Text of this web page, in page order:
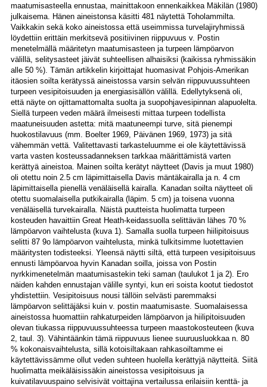
maatumisasteella ennustaa, mainittakoon ennenkaikkea Mäkilän (1980)
julkaisema. Hänen aineistonsa käsitti 481 näytettä Toholammilta.
Vaikkakin sekä koko aineistossa että useimmissa turvelajiryhmissä
löydettiin erittäin merkitsevä positiivinen riippuvuus v. Postin
menetelmällä määritetyn maatumisasteen ja turpeen lämpöarvon
välillä, selitysasteet jäivät suhteellisen alhaisiksi (kaikissa ryhmissäkin
alle 50 %). Tämän artikkelin kirjoittajat huomasivat Pohjois-Amerikan
itäosien soilta kerätyssä aineistossa varsin selvän riippuvuussuhteen
turpeen vesipitoisuuden ja energiasisällön välillä. Edellytyksenä oli,
että näyte on ojittamattomalta suolta ja suopohjavesipinnan alapuolelta.
Siellä turpeen veden määrä ilmeisesti mittaa turpeen todellista
maatuneisuuden astetta: mitä maatuneempi turve, sitä pienempi
huokostilavuus (mm. Boelter 1969, Päivänen 1969, 1973) ja sitä
vähemmän vettä. Valitettavasti tarkasteluumme ei ole käytettävissä
varta vasten kosteussadanneksen tarkkaa määrittämistä varten
kerättyä aineistoa. Mainen soilta kerätyt näytteet (Davis ja muut 1980)
oli otettu noin 2.5 cm läpimittaisella Davis mäntäkairalla ja n. 4 cm
läpimittaisella pienellä venäläisellä kairalla. Kanadan soilta näytteet oli
otettu suomalaisella putkikairalla (läpim. 5 cm) ja toisena vuonna
venäläisellä turvekairalla. Näistä puutteista huolimatta turpeen
kosteuden havaittiin Great Heath-keidassuolla selittävän lähes 70 %
lämpöarvon vaihtelusta (kuva 1). Samalla suolla turpeen hiilipitoisuus
selitti 87 9o lämpöarvon vaihtelusta, minkä tulkitsimme luotettavien
määritysten todisteeksi. Yleensä näytti siltä, että turpeen vesipitoisuus
ennusti lämpöarvoa hyvin Kanadan soilla, joissa von Postin
nyrkkimenetelmän maatumisastekin teki saman (taulukot 1 ja 2). Ero
näiden kahden ennustajan välille syntyi, kun eri soista kootut tiedostot
yhdistettiin. Vesipitoisuus nousi tällöin selvästi paremmaksi
lämpöarvon selittäjäksi kuin v. postin maatumisaste. Suomalaisessa
aineistossa huomattiin rahkaturpeiden lämpöarvon ja hiilipitoisuuden
olevan tiukassa riippuvuussuhteessa turpeen maastokosteuteen (kuva
2, taul. 3). Vähintäänkin tämä riippuvuus lienee suuruusluokkaa n. 80
% kokonaisvaihtelusta, sillä kotoisiltakaan rahkasoiltamme ei
käytettävissämme ollut veden suhteen huolella kerättyjä näytteitä. Siitä
huolimatta meikäläisissäkin aineistossa vesipitoisuus ja
kuivatilavuuspaino selvisivät voittajina vertailussa erilaisiin kenttä- ja